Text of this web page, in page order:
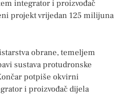
integrator i proizvođač
projekt vrijedan 125 milijuna
obrane, temeljem
sustava protudronske
potpiše okvirni
i proizvođač dijela